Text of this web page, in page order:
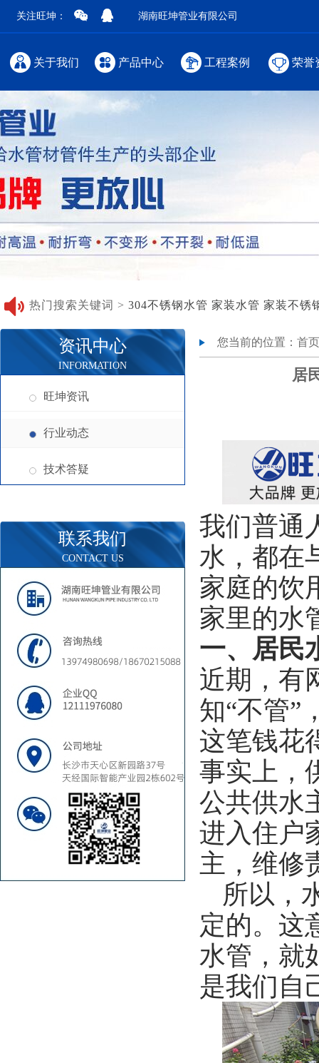
关注旺坤： 湖南旺坤管业有限公司
关于我们 产品中心 工程案例 荣誉
热门搜索关键词 > 304不锈钢水管 家装水管 家装不锈
资讯中心
INFORMATION
旺坤资讯
行业动态
技术答疑
联系我们
CONTACT US
您当前的位置： 首页
居
我们普通
水，都在
家庭的饮
家里的水
一、居民
近期，有
知“不管”
这笔钱花
事实上，
公共供水
进入住户
主，维修
所以，
定的。这
水管，就
是我们自